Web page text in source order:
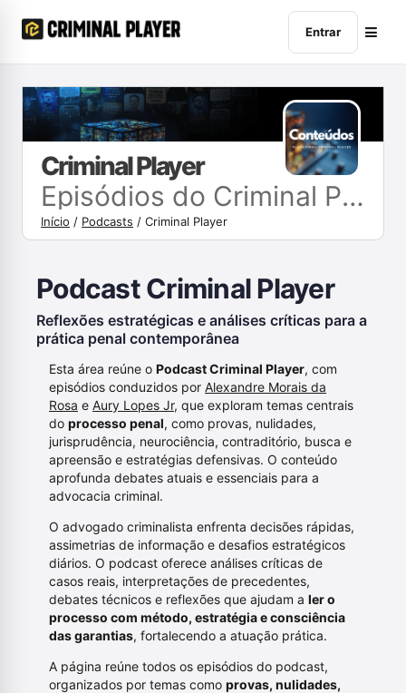
Entrar
Criminal Player
Episódios do Criminal Player
Início / Podcasts /Criminal Player
Podcast Criminal Player
Reflexões estratégicas e análises críticas para a
prática penal contemporânea
Esta área reúne o Podcast Criminal Player, com
episódios conduzidos por Alexandre Morais da
Rosa e Aury Lopes Jr, que exploram temas centrais
do processo penal, como provas, nulidades,
jurisprudência, neurociência, contraditório, busca e
apreensão e estratégias defensivas. O conteúdo
aprofunda debates atuais e essenciais para a
advocacia criminal.
O advogado criminalista enfrenta decisões rápidas,
assimetrias de informação e desafios estratégicos
diários. O podcast oferece análises críticas de
casos reais, interpretações de precedentes,
debates técnicos e reflexões que ajudam a ler o
processo com método, estratégia e consciência
das garantias, fortalecendo a atuação prática.
A página reúne todos os episódios do podcast,
organizados por temas como provas, nulidades,